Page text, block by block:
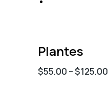
Plantes
$55.00 –$125.00